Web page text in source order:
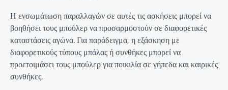
Η ενσωμάτωση παραλλαγών σε αυτές τις ασκήσεις μπορεί να
βοηθήσει τους μπούλερ να προσαρμοστούν σε διαφορετικές
καταστάσεις αγώνα. Για παράδειγμα, η εξάσκηση με
διαφορετικούς τύπους μπάλας ή συνθήκες μπορεί να
προετοιμάσει τους μπούλερ για ποικιλία σε γήπεδα και καιρικές
συνθήκες.